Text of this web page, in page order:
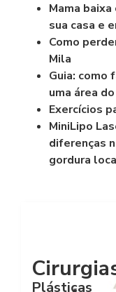
Mama
sua casa e
Como
Mila
Guia: como
uma área
Exercícios
MiniLipo
diferenças
gordura
Plásticas